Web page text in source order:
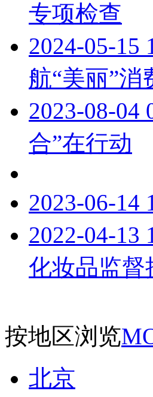
专项检查
2024-05-15
航“美丽”消
2023-08-04
合”在行动
2023-06-14
2022-04-13
化妆品监督
按地区浏览
北京